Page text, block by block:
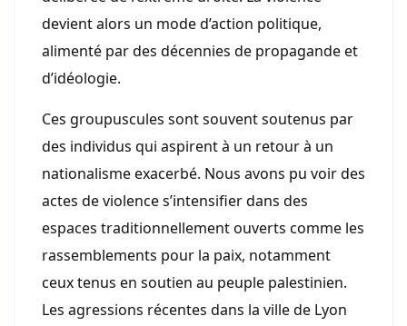
devient alors un mode d’action politique,
alimenté par des décennies de propagande et
d’idéologie.
Ces groupuscules sont souvent soutenus par
des individus qui aspirent à un retour à un
nationalisme exacerbé. Nous avons pu voir des
actes de violence s’intensifier dans des
espaces traditionnellement ouverts comme les
rassemblements pour la paix, notamment
ceux tenus en soutien au peuple palestinien.
Les agressions récentes dans la ville de Lyon